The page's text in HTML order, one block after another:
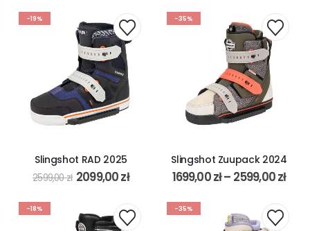
-19%
Slingshot RAD 2025
2599,00zł 2099,00zł
-35%
Slingshot Zuupack 2024
1699,00zł– 2599,00zł
-18% -35%